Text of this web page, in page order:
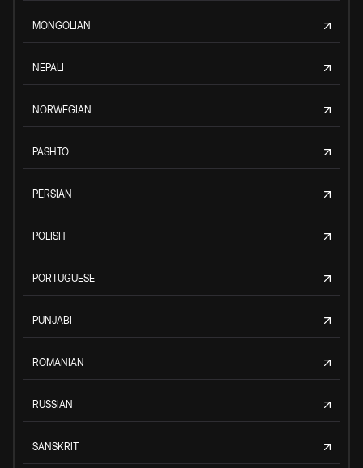
MONGOLIAN
NEPALI
NORWEGIAN
PASHTO
PERSIAN
POLISH
PORTUGUESE
PUNJABI
ROMANIAN
RUSSIAN
SANSKRIT